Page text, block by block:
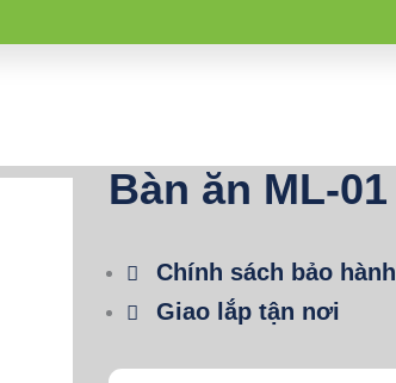
Bàn ăn ML-01
Chính sách bảo hành
Giao lắp tận nơi